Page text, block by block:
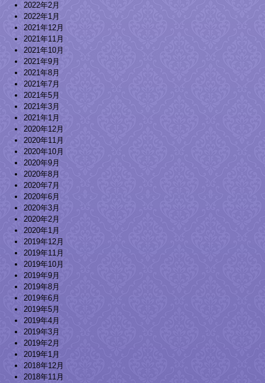
2022年2月
2022年1月
2021年12月
2021年11月
2021年10月
2021年9月
2021年8月
2021年7月
2021年5月
2021年3月
2021年1月
2020年12月
2020年11月
2020年10月
2020年9月
2020年8月
2020年7月
2020年6月
2020年3月
2020年2月
2020年1月
2019年12月
2019年11月
2019年10月
2019年9月
2019年8月
2019年6月
2019年5月
2019年4月
2019年3月
2019年2月
2019年1月
2018年12月
2018年11月